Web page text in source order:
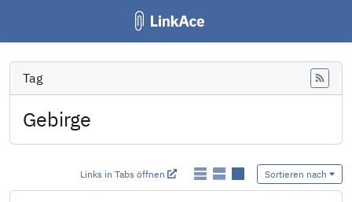
Tag
Gebirge
Links in Tabs öffnen Sortieren nach